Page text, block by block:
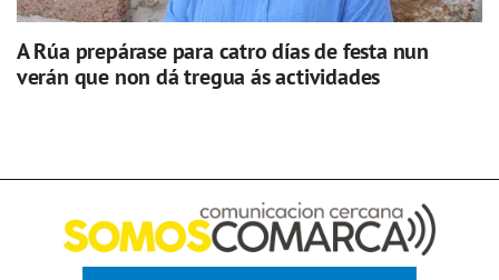
A Rúa prepárase para catro días de festa nun
verán que non dá tregua ás actividades